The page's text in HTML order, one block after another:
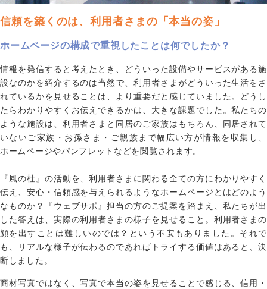
信頼を築くのは、利用者さまの「本当の姿」
ホームページの構成で重視したことは何でしたか？
情報を発信すると考えたとき、どういった設備やサービスがある施
設なのかを紹介するのは当然で、利用者さまがどういった生活をさ
れているかを見せることは、より重要だと感じていました。どうし
たらわかりやすくお伝えできるかは、大きな課題でした。私たちの
ような施設は、利用者さまと同居のご家族はもちろん、同居されて
いないご家族・お孫さま・ご親族まで幅広い方が情報を収集し、
ホームページやパンフレットなどを閲覧されます。
『風の杜』の活動を、利用者さまに関わる全ての方にわかりやすく
伝え、安心・信頼感を与えられるようなホームページとはどのよう
なものか？『ウェブサポ』担当の方のご提案を踏まえ、私たちが出
した答えは、実際の利用者さまの様子を見せること。利用者さまの
顔を出すことは難しいのでは？という不安もありました。それで
も、リアルな様子が伝わるのであればトライする価値はあると、決
断しました。
商材写真ではなく、写真で本当の姿を見せることで感じる、信用・